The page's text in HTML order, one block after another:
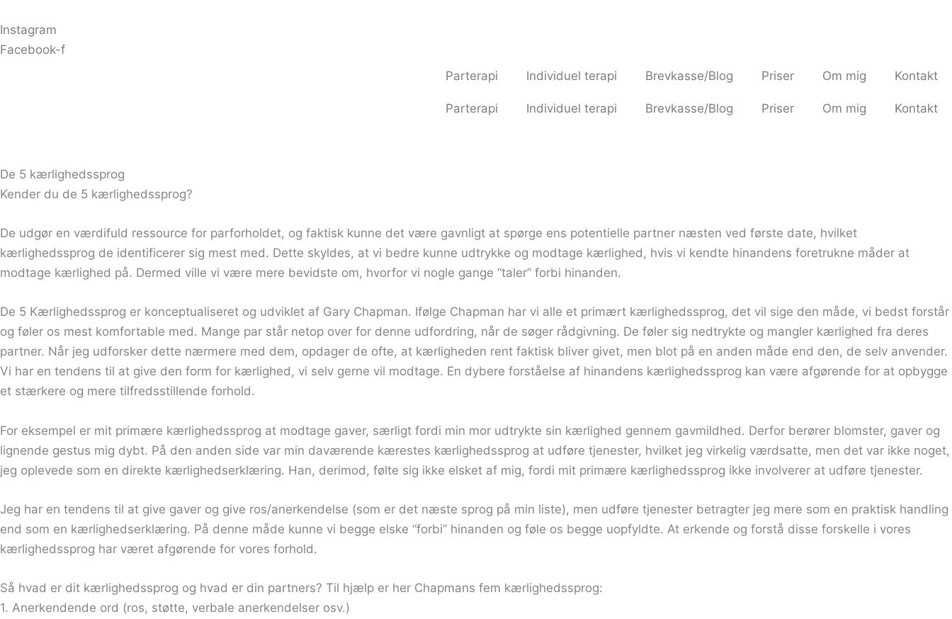
til
indholdet
Instagram
Facebook-f
Parterapi
Individuel terapi Brevkasse/Blog Priser Om mig Kontakt
Parterapi Individuel terapi Brevkasse/Blog Priser Om mig Kontakt
De 5 kærlighedssprog
Kender du de 5 kærlighedssprog?
De udgør en værdifuld ressource for parforholdet, og faktisk kunne det være gavnligt at spørge ens potentielle partner næsten ved første date, hvilket
kærlighedssprog de identificerer sig mest med. Dette skyldes, at vi bedre kunne udtrykke og modtage kærlighed, hvis vi kendte hinandens foretrukne måder at
modtage kærlighed på. Dermed ville vi være mere bevidste om, hvorfor vi nogle gange “taler” forbi hinanden.
De 5 Kærlighedssprog er konceptualiseret og udviklet af Gary Chapman. Ifølge Chapman har vi alle et primært kærlighedssprog, det vil sige den måde, vi bedst forstår
og føler os mest komfortable med. Mange par står netop over for denne udfordring, når de søger rådgivning. De føler sig nedtrykte og mangler kærlighed fra deres
partner. Når jeg udforsker dette nærmere med dem, opdager de ofte, at kærligheden rent faktisk bliver givet, men blot på en anden måde end den, de selv anvender.
Vi har en tendens til at give den form for kærlighed, vi selv gerne vil modtage. En dybere forståelse af hinandens kærlighedssprog kan være afgørende for at opbygge
et stærkere og mere tilfredsstillende forhold.
For eksempel er mit primære kærlighedssprog at modtage gaver, særligt fordi min mor udtrykte sin kærlighed gennem gavmildhed. Derfor berører blomster, gaver og
lignende gestus mig dybt. På den anden side var min daværende kærestes kærlighedssprog at udføre tjenester, hvilket jeg virkelig værdsatte, men det var ikke noget,
jeg oplevede som en direkte kærlighedserklæring. Han, derimod, følte sig ikke elsket af mig, fordi mit primære kærlighedssprog ikke involverer at udføre tjenester.
Jeg har en tendens til at give gaver og give ros/anerkendelse (som er det næste sprog på min liste), men udføre tjenester betragter jeg mere som en praktisk handling
end som en kærlighedserklæring. På denne måde kunne vi begge elske “forbi” hinanden og føle os begge uopfyldte. At erkende og forstå disse forskelle i vores
kærlighedssprog har været afgørende for vores forhold.
Så hvad er dit kærlighedssprog og hvad er din partners? Til hjælp er her Chapmans fem kærlighedssprog:
1. Anerkendende ord (ros, støtte, verbale anerkendelser osv.)